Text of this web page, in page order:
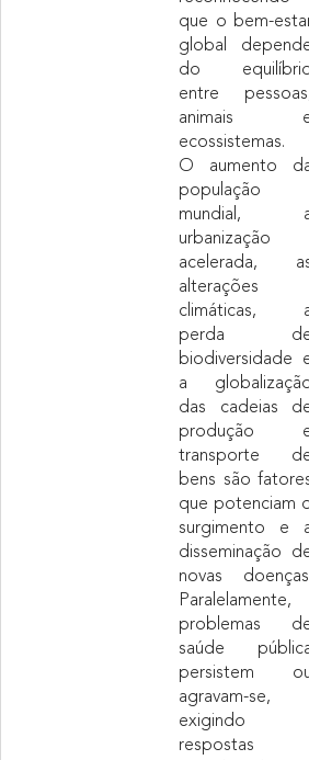
que o bem-
global
do
entre
animais
ecossistemas.
O aumento
população
mundial,
urbanização
acelerada,
alterações
climáticas,
perda
biodiversidade
a
das cadeias
produção
transporte
bens são
que potenciam
surgimento e
disseminação
novas
Paralelamente,
problemas
saúde
persistem
agravam-se,
exigindo
respostas